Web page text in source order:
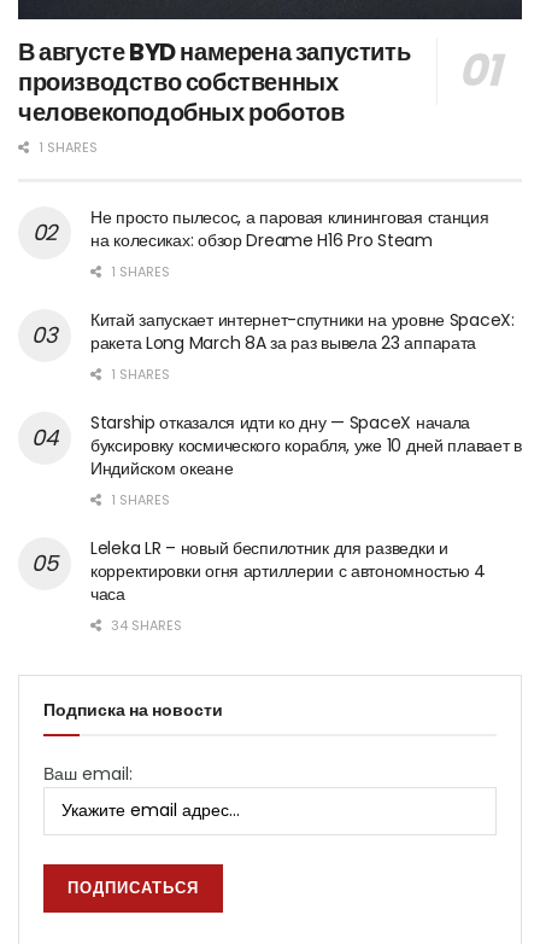
В августе BYD намерена запустить
производство собственных
человекоподобных роботов
1 SHARES
Не просто пылесос, а паровая клининговая станция
на колесиках: обзор Dreame H16 Pro Steam
1 SHARES
Китай запускает интернет-спутники на уровне SpaceX:
ракета Long March 8A за раз вывела 23 аппарата
1 SHARES
Starship отказался идти ко дну — SpaceX начала
буксировку космического корабля, уже 10 дней плавает в
Индийском океане
1 SHARES
Leleka LR – новый беспилотник для разведки и
корректировки огня артиллерии с автономностью 4
часа
34 SHARES
Подписка на новости
Ваш email: